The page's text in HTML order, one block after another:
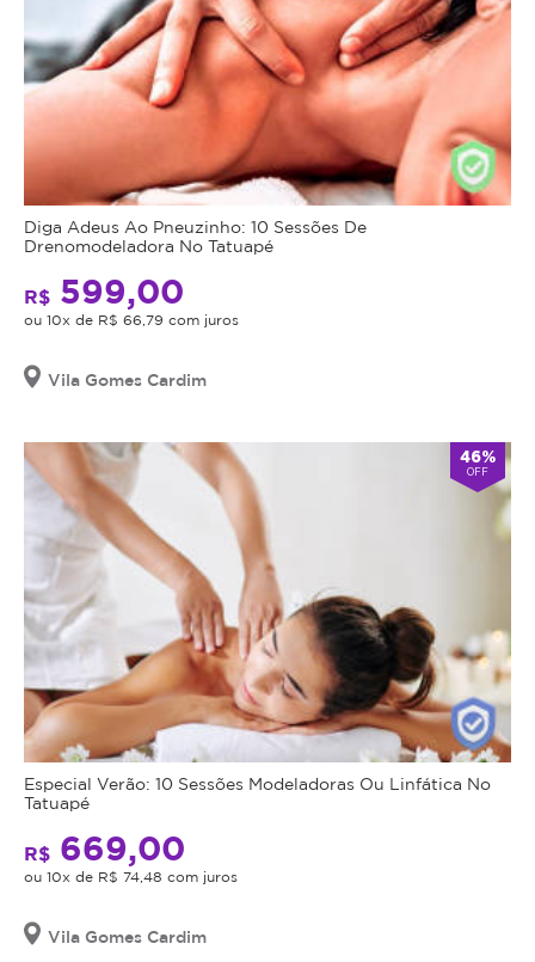
Diga Adeus Ao Pneuzinho: 10 Sessões De
Drenomodeladora No Tatuapé
R$ 599,00
ou 10x de R$ 66,79 com juros
Vila Gomes Cardim
46%
OFF
Especial Verão: 10 Sessões Modeladoras Ou Linfática No
Tatuapé
R$ 669,00
ou 10x de R$ 74,48 com juros
Vila Gomes Cardim